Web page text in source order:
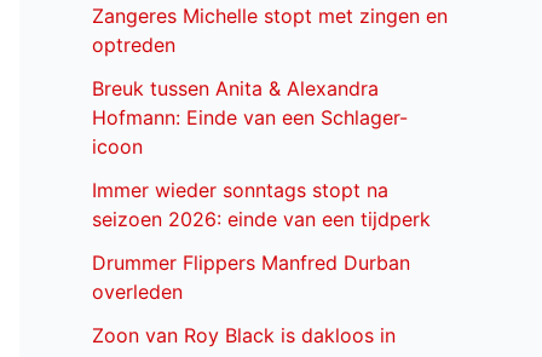
Zangeres Michelle stopt met zingen en
optreden
Breuk tussen Anita & Alexandra
Hofmann: Einde van een Schlager-
icoon
Immer wieder sonntags stopt na
seizoen 2026: einde van een tijdperk
Drummer Flippers Manfred Durban
overleden
Zoon van Roy Black is dakloos in